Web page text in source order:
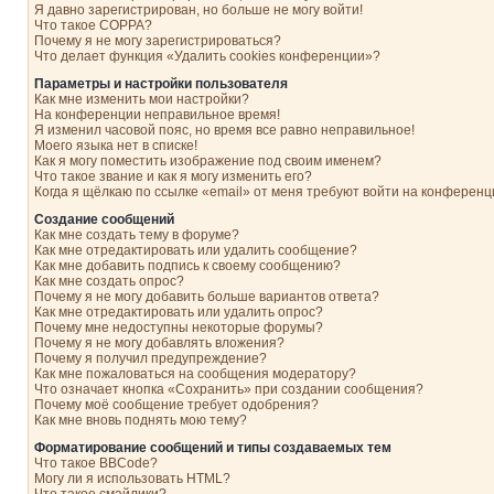
Я давно зарегистрирован, но больше не могу войти!
Что такое COPPA?
Почему я не могу зарегистрироваться?
Что делает функция «Удалить cookies конференции»?
Параметры и настройки пользователя
Как мне изменить мои настройки?
На конференции неправильное время!
Я изменил часовой пояс, но время все равно неправильное!
Моего языка нет в списке!
Как я могу поместить изображение под своим именем?
Что такое звание и как я могу изменить его?
Когда я щёлкаю по ссылке «email» от меня требуют войти на
Создание сообщений
Как мне создать тему в форуме?
Как мне отредактировать или удалить сообщение?
Как мне добавить подпись к своему сообщению?
Как мне создать опрос?
Почему я не могу добавить больше вариантов ответа?
Как мне отредактировать или удалить опрос?
Почему мне недоступны некоторые форумы?
Почему я не могу добавлять вложения?
Почему я получил предупреждение?
Как мне пожаловаться на сообщения модератору?
Что означает кнопка «Сохранить» при создании сообщения?
Почему моё сообщение требует одобрения?
Как мне вновь поднять мою тему?
Форматирование сообщений и типы создаваемых тем
Что такое BBCode?
Могу ли я использовать HTML?